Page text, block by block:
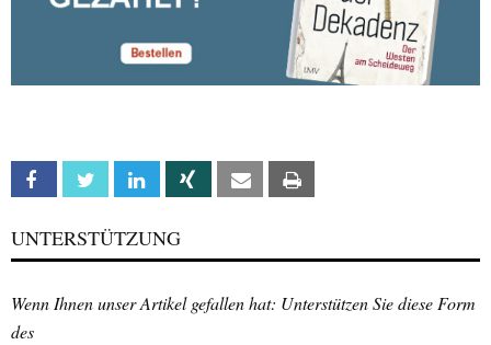
Facebook Twitter Linkedin Xing Email
UNTERSTÜTZUNG
Wenn Ihnen unser Artikel gefallen hat: Unterstützen Sie diese Form
des